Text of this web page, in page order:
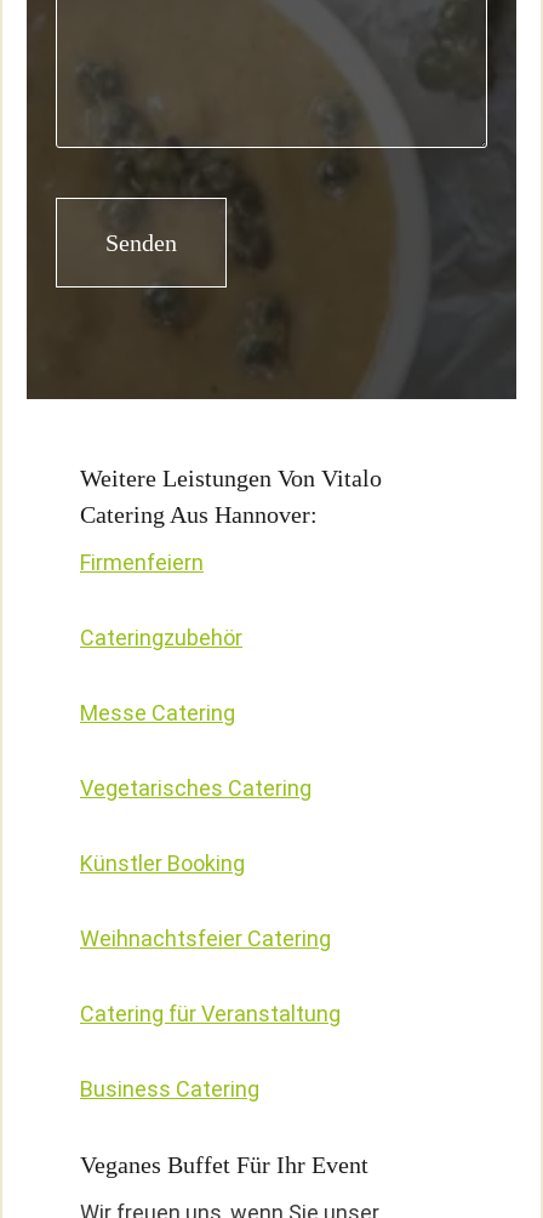
Weitere Leistungen Von Vitalo
Catering Aus Hannover:
Firmenfeiern
Cateringzubehör
Messe Catering
Vegetarisches Catering
Künstler Booking
Weihnachtsfeier Catering
Catering für Veranstaltung
Business Catering
Veganes Buffet Für Ihr Event
Wir freuen uns, wenn Sie unser